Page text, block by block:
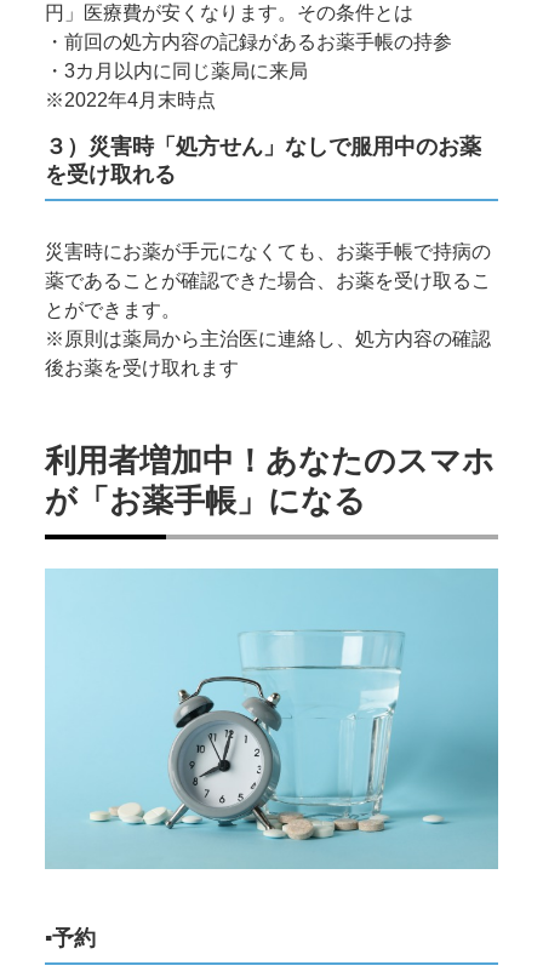
円」医療費が安くなります。その条件とは
前回の処方内容の記録があるお薬手帳の持参
3カ月以内に同じ薬局に来局
※2022年4月末時点
３）災害時「処方せん」なしで服用中のお薬
を受け取れる
災害時にお薬が手元になくても、お薬手帳で持病の
薬であることが確認できた場合、お薬を受け取るこ
とができます。
※原則は薬局から主治医に連絡し、処方内容の確認
後お薬を受け取れます
利用者増加中！あなたのスマホ
が「お薬手帳」になる
▪予約